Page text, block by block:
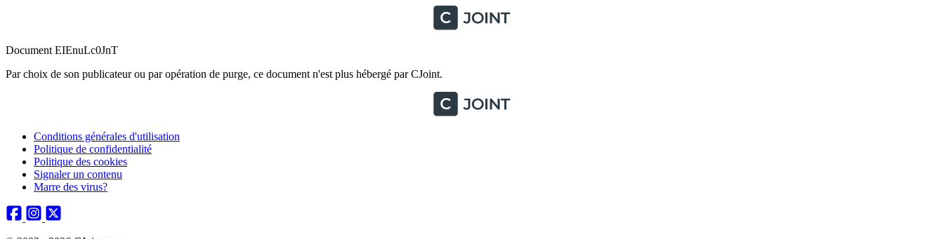
Document EIEnuLc0JnT
Par choix de son publicateur ou par opération de purge, ce document n'est plus hébergé par CJoint.
Conditions générales d'utilisation
Politique de confidentialité
Politique des cookies
Signaler un contenu
Marre des virus?